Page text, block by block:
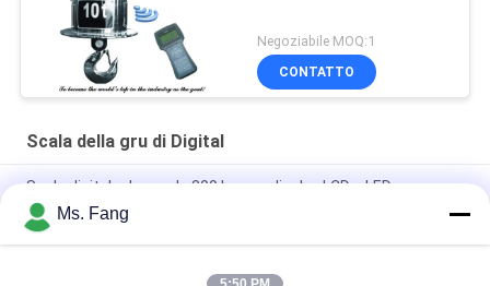
Negoziabile MOQ:1
CONTATTO
Scala della gru di Digital
Scale digitale da gru da 300 kg con display LCD a LED
300 kg Scala elettronica di grana di acciaio azionata Scala
digitale sospesa 3*AA Batteria secca
Ms. Fang